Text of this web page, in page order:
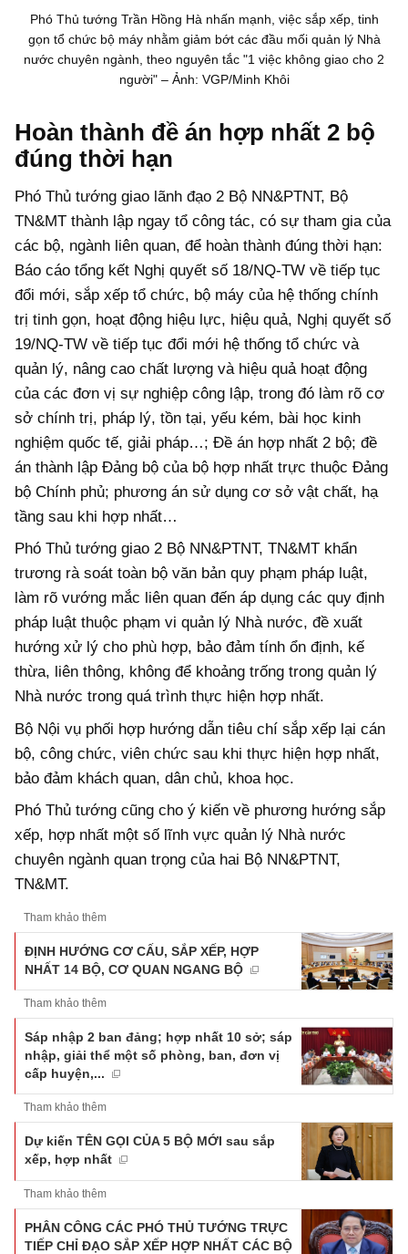
Phó Thủ tướng Trần Hồng Hà nhấn mạnh, việc sắp xếp, tinh
gọn tổ chức bộ máy nhằm giảm bớt các đầu mối quản lý Nhà
nước chuyên ngành, theo nguyên tắc "1 việc không giao cho 2
người" – Ảnh: VGP/Minh Khôi
Hoàn thành đề án hợp nhất 2 bộ
đúng thời hạn
Phó Thủ tướng giao lãnh đạo 2 Bộ NN&PTNT, Bộ
TN&MT thành lập ngay tổ công tác, có sự tham gia của
các bộ, ngành liên quan, để hoàn thành đúng thời hạn:
Báo cáo tổng kết Nghị quyết số 18/NQ-TW về tiếp tục
đổi mới, sắp xếp tổ chức, bộ máy của hệ thống chính
trị tinh gọn, hoạt động hiệu lực, hiệu quả, Nghị quyết số
19/NQ-TW về tiếp tục đổi mới hệ thống tổ chức và
quản lý, nâng cao chất lượng và hiệu quả hoạt động
của các đơn vị sự nghiệp công lập, trong đó làm rõ cơ
sở chính trị, pháp lý, tồn tại, yếu kém, bài học kinh
nghiệm quốc tế, giải pháp…; Đề án hợp nhất 2 bộ; đề
án thành lập Đảng bộ của bộ hợp nhất trực thuộc Đảng
bộ Chính phủ; phương án sử dụng cơ sở vật chất, hạ
tầng sau khi hợp nhất…
Phó Thủ tướng giao 2 Bộ NN&PTNT, TN&MT khẩn
trương rà soát toàn bộ văn bản quy phạm pháp luật,
làm rõ vướng mắc liên quan đến áp dụng các quy định
pháp luật thuộc phạm vi quản lý Nhà nước, đề xuất
hướng xử lý cho phù hợp, bảo đảm tính ổn định, kế
thừa, liên thông, không để khoảng trống trong quản lý
Nhà nước trong quá trình thực hiện hợp nhất.
Bộ Nội vụ phối hợp hướng dẫn tiêu chí sắp xếp lại cán
bộ, công chức, viên chức sau khi thực hiện hợp nhất,
bảo đảm khách quan, dân chủ, khoa học.
Phó Thủ tướng cũng cho ý kiến về phương hướng sắp
xếp, hợp nhất một số lĩnh vực quản lý Nhà nước
chuyên ngành quan trọng của hai Bộ NN&PTNT,
TN&MT.
Tham khảo thêm
ĐỊNH HƯỚNG CƠ CẤU, SẮP XẾP, HỢP
NHẤT 14 BỘ, CƠ QUAN NGANG BỘ
Tham khảo thêm
Sáp nhập 2 ban đảng; hợp nhất 10 sở; sáp
nhập, giải thể một số phòng, ban, đơn vị
cấp huyện,...
Tham khảo thêm
Dự kiến TÊN GỌI CỦA 5 BỘ MỚI sau sắp
xếp, hợp nhất
Tham khảo thêm
PHÂN CÔNG CÁC PHÓ THỦ TƯỚNG TRỰC
TIẾP CHỈ ĐẠO SẮP XẾP HỢP NHẤT CÁC BỘ